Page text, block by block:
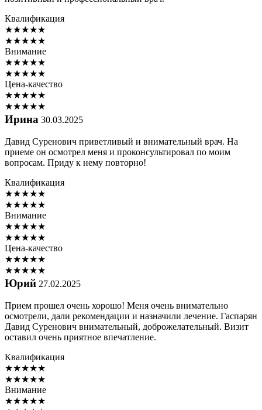
Квалификация
★★★★★
★★★★★
Внимание
★★★★★
★★★★★
Цена-качество
★★★★★
★★★★★
Ирина 30.03.2025
Давид Суренович приветливый и внимательный врач. На
приеме он осмотрел меня и проконсультировал по моим
вопросам. Приду к нему повторно!
Квалификация
★★★★★
★★★★★
Внимание
★★★★★
★★★★★
Цена-качество
★★★★★
★★★★★
Юрий 27.02.2025
Прием прошел очень хорошо! Меня очень внимательно
осмотрели, дали рекомендации и назначили лечение. Гаспарян
Давид Суренович внимательный, доброжелательный. Визит
оставил очень приятное впечатление.
Квалификация
★★★★★
★★★★★
Внимание
★★★★★